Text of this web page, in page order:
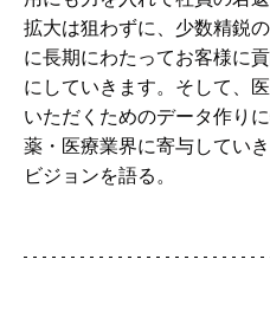
拡大は狙わずに、少数精鋭
に長期にわたってお客様に
にしていきます。そして、
いただくためのデータ作り
薬・医療業界に寄与してい
ビジョンを語る。